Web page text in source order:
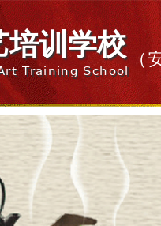
培训学校
Training School
（